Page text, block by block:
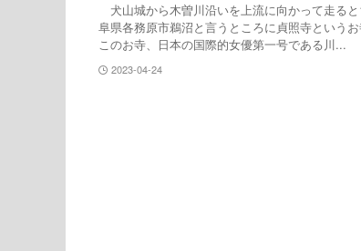
犬山城から木曽川沿いを上流に向かって走る
阜県各務原市鵜沼と言うところに貞照寺というお
このお寺、日本の国際的女優第一号である川...
2023-04-24